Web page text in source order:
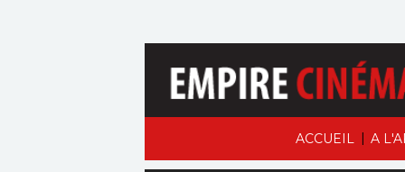
ACCUEIL | A